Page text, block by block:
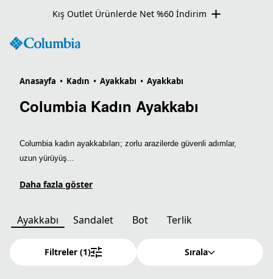
Kış Outlet Ürünlerde Net %60 İndirim
Anasayfa • Kadın • Ayakkabı • Ayakkabı
Columbia Kadın Ayakkabı
Columbia kadın ayakkabıları; zorlu arazilerde güvenli adımlar,
uzun yürüyüş...
Daha fazla göster
Ayakkabı Sandalet Bot Terlik
Filtreler (1) Sırala